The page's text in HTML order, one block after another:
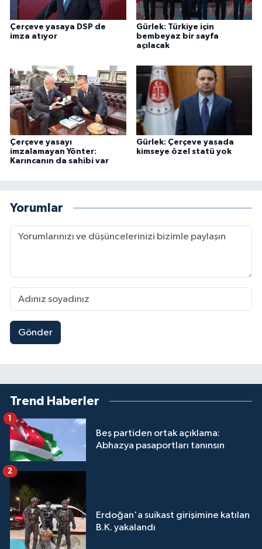
Çerçeve yasaya DSP de
imza atıyor
Gürlek: Türkiye için
bembeyaz bir sayfa
açılacak
Çerçeve yasayı
imzalamayan Yönter:
Karıncanın da sahibi var
Gürlek: Çerçeve yasada
kimseye özel statü yok
Yorumlar
Gönder
Trend Haberler
Beş partiden ortak açıklama:
Abhazya pasaportları tanınsın
1
Erdoğan'a suikast girişimine katılan
B.K. yakalandı
2